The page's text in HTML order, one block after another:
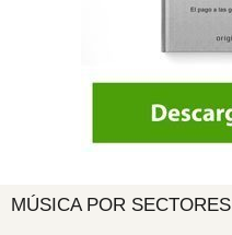
MÚSICA POR SECTORES